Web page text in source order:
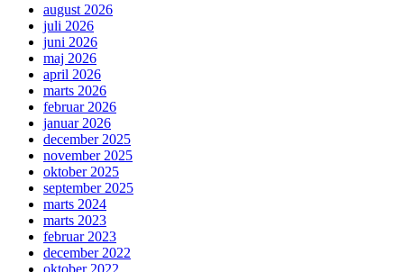
august 2026
juli 2026
juni 2026
maj 2026
april 2026
marts 2026
februar 2026
januar 2026
december 2025
november 2025
oktober 2025
september 2025
marts 2024
marts 2023
februar 2023
december 2022
oktober 2022